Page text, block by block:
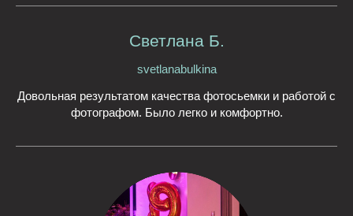
Светлана Б.
svetlanabulkina
Довольная результатом качества фотосьемки и работой с
фотографом. Было легко и комфортно.